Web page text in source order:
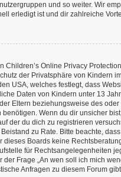
und so weiter. Wir
erledigt ist und dir zahlreiche
Children’s Online Privacy
der Privatsphäre von Kindern
USA, welches festlegt, dass
Daten von Kindern unter 13
Eltern beziehungsweise des oder
benötigen. Wenn du dir unsicher
der du dich zu registrieren
zu Rate. Bitte beachte,
dieses Boards keine
für Rechtsangelegenheiten
der Frage „An wen soll ich mich
Anfragen zu diesem Forum